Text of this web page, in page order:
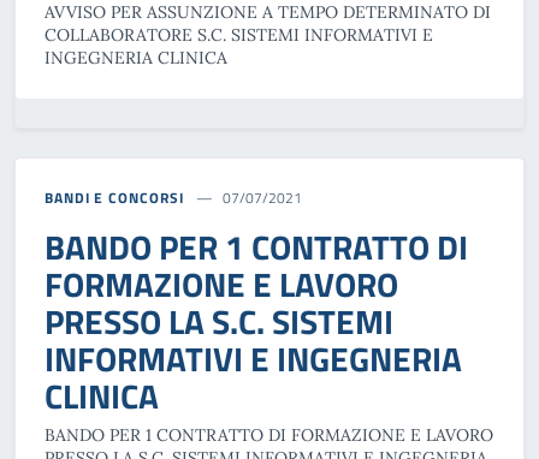
AVVISO PER ASSUNZIONE A TEMPO DETERMINATO DI
COLLABORATORE S.C. SISTEMI INFORMATIVI E
INGEGNERIA CLINICA
BANDI E CONCORSI 07/07/2021
BANDO PER 1 CONTRATTO DI
FORMAZIONE E LAVORO
PRESSO LA S.C. SISTEMI
INFORMATIVI E INGEGNERIA
CLINICA
BANDO PER 1 CONTRATTO DI FORMAZIONE E LAVORO